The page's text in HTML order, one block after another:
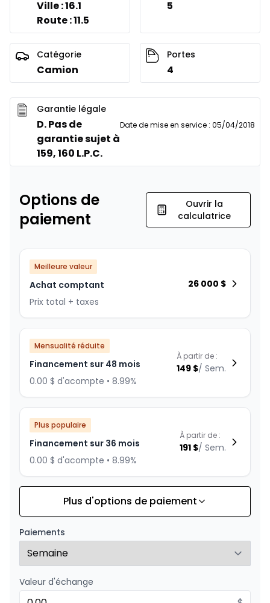
Ville : 16.1
Route : 11.5
5
Catégorie
Camion
Portes
4
Garantie légale
D. Pas de
garantie sujet à
159, 160 L.P.C.
Date de mise en service : 05/04/2018
Options de
paiement
Ouvrir la
calculatrice
Meilleure valeur
Achat comptant
Prix total + taxes
26 000 $
Mensualité réduite
Financement sur 48 mois
0.00 $ d'acompte • 8.99%
À partir de :
149 $/ Sem.
Plus populaire
Financement sur 36 mois
0.00 $ d'acompte • 8.99%
À partir de :
191 $/ Sem.
Financement sur 24 mois
0.00 $ d'acompte • 8.99%
À partir de :
Plus d'options de paiement
Paiements
Valeur d'échange